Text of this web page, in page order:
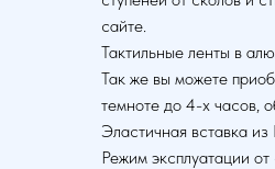
сайте.
Тактильные ленты в
Так же вы можете
темноте до 4-х часов,
Эластичная вставка
Режим эксплуатации